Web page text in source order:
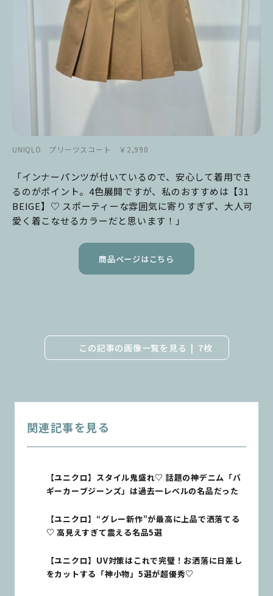
UNIQLO プリーツスコート ￥2,990
「インナーパンツが付いているので、安心して着用でき
るのがポイント。4色展開ですが、私のおすすめは【31
BEIGE】♡ スポーティーな雰囲気に寄りすぎず、大人可
愛く着こなせるカラーだと思います！」
商品ページはこちら
この記事の画像一覧を見る 7枚
関連記事を見る
【ユニクロ】スタイル鬼盛れ♡ 話題の神デニム「バ
ギーカーブジーンズ」は過去一レベルの名品だった
【ユニクロ】“グレー新作”が最高に上品で洒落てる
♡ 高見えすぎて震える名品5選
【ユニクロ】UV対策はこれで完璧！お洒落に日差し
をカットする「神小物」5選が超優秀♡